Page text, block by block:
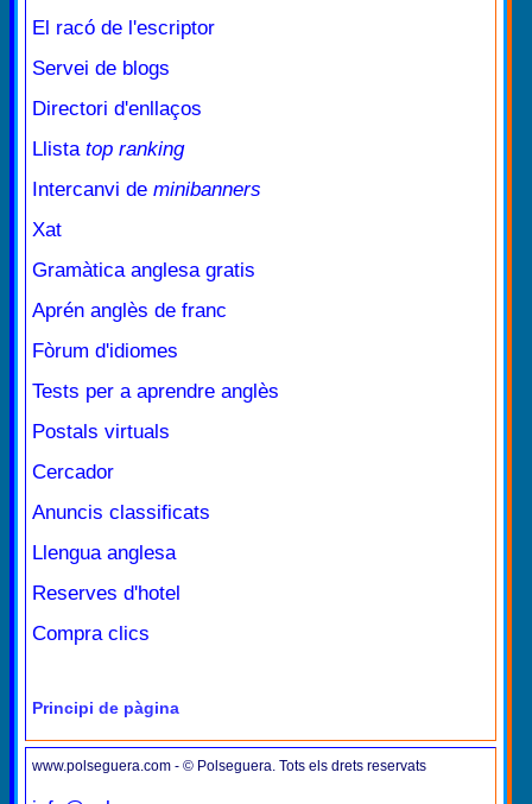
El racó de l'escriptor
Servei de blogs
Directori d'enllaços
Llista top ranking
Intercanvi de minibanners
Xat
Gramàtica anglesa gratis
Aprén anglès de franc
Fòrum d'idiomes
Tests per a aprendre anglès
Postals virtuals
Cercador
Anuncis classificats
Llengua anglesa
Reserves d'hotel
Compra clics
Principi de pàgina
www.polseguera.com - © Polseguera. Tots els drets reservats